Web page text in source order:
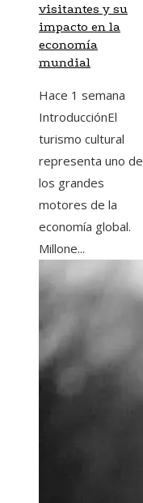
visitantes y su
impacto en la
economía
mundial
Hace 1 semana
IntroducciónEl
turismo cultural
representa uno de
los grandes
motores de la
economía global.
Millone...